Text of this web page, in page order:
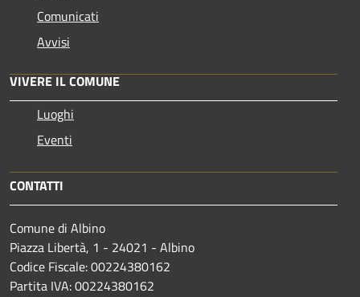
Comunicati
Avvisi
VIVERE IL COMUNE
Luoghi
Eventi
CONTATTI
Comune di Albino
Piazza Libertà, 1 - 24021 - Albino
Codice Fiscale: 00224380162
Partita IVA: 00224380162